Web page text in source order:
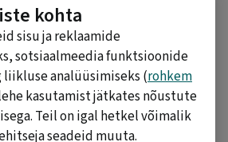
Kõik koerale Kõik kassile
kohta
sisu ja reklaamide
sotsiaalmeedia funktsioonide
analüüsimiseks (rohkem
kasutamist jätkates nõustute
Teil on igal hetkel võimalik
seadeid muuta.